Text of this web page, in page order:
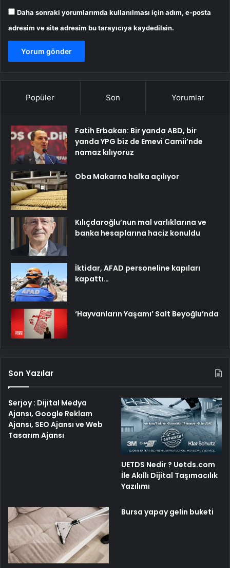
Daha sonraki yorumlarımda kullanılması için adım, e-posta
adresim ve site adresim bu tarayıcıya kaydedilsin.
Popüler Son Yorumlar
Fatih Erbakan: Bir yanda ABD, bir
yanda YPG biz de Emevi Camii’nde
namaz kılıyoruz
Oba Makarna halka açılıyor
Kılıçdaroğlu’nun mal varlıklarına ve
banka hesaplarına haciz konuldu
İktidar, AFAD personeline kapıları
kapattı…
‘Hayvanların Yaşamı’ Salt Beyoğlu’nda
Son Yazılar
Serjoy : Dijital Medya
Ajansı, Google Reklam
Ajansı, SEO Ajansı ve Web
Tasarım Ajansı
UETDS Nedir ? Uetds.com
İle Akıllı Dijital Taşımacılık
Yazılımı
Bursa yapay gelin buketi